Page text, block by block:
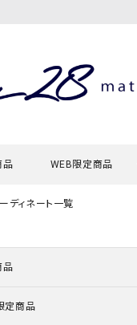
品 WEB限定商品
ディネート一覧
品
定商品